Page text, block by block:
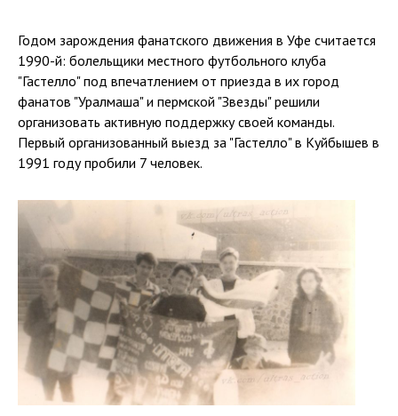
Годом зарождения фанатского движения в Уфе считается
1990-й: болельщики местного футбольного клуба
"Гастелло" под впечатлением от приезда в их город
фанатов "Уралмаша" и пермской "Звезды" решили
организовать активную поддержку своей команды.
Первый организованный выезд за "Гастелло" в Куйбышев в
1991 году пробили 7 человек.